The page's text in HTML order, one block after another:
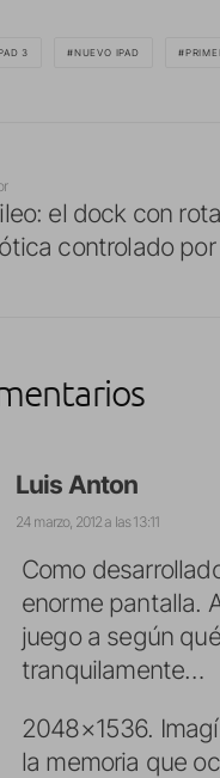
3 NUEVO IPAD
el dock con
controlado por
Luis Anton
24 marzo, 2012 a las 13:11
Como
enorme pantalla.
juego a según
tranquilamente…
2048×1536.
la memoria que